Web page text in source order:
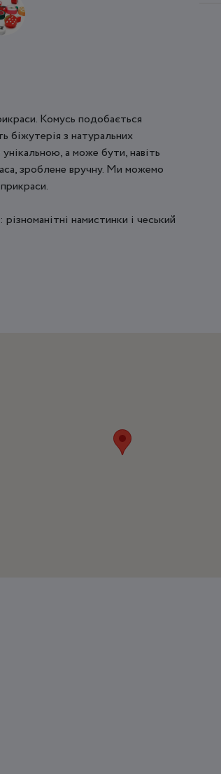
Комусь подобається
біжутерія з натуральних
а може бути, навіть
зроблене вручну. Ми можемо
намистинки і чеський